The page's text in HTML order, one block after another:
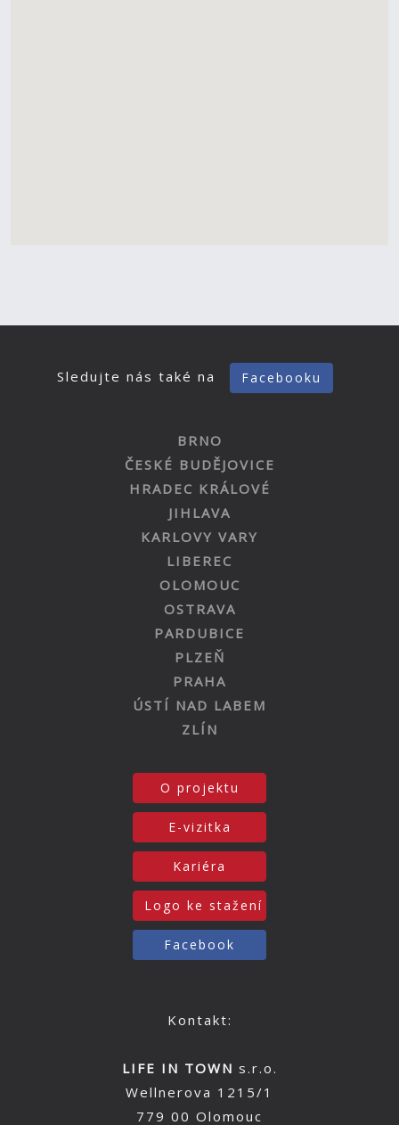
Sledujte nás také na Facebooku
BRNO
ČESKÉ BUDĚJOVICE
HRADEC KRÁLOVÉ
JIHLAVA
KARLOVY VARY
LIBEREC
OLOMOUC
OSTRAVA
PARDUBICE
PLZEŇ
PRAHA
ÚSTÍ NAD LABEM
ZLÍN
O projektu
E-vizitka
Kariéra
Logo ke stažení
Facebook
Kontakt:
LIFE IN TOWN s.r.o.
Wellnerova 1215/1
779 00 Olomouc